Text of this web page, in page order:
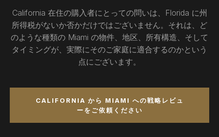
California 在住の購入者にとっての問いは、Florida に州
所得税がないか否かだけではございません。それは、ど
のような種類の Miami の物件、地区、所有構造、そして
タイミングが、実際にそのご家庭に適合するのかという
点にございます。
CALIFORNIA から MIAMI への戦略レビュ
ーをご依頼ください